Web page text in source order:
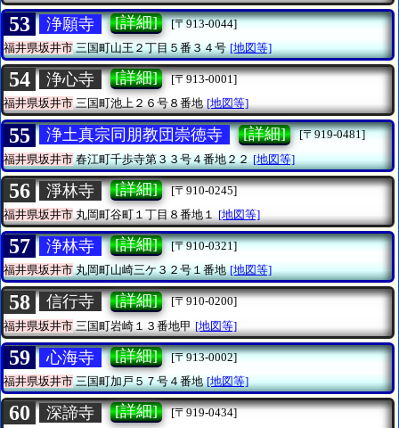
53 浄願寺 [詳細]
[〒913-0044]
福井県坂井市三国町山王２丁目５番３４号 [地図等]
54 浄心寺 [詳細]
[〒913-0001]
福井県坂井市三国町池上２６号８番地 [地図等]
55 浄土真宗同朋教団崇徳寺 [詳細]
[〒919-0481]
福井県坂井市春江町千歩寺第３３号４番地２２ [地図等]
56 淨林寺 [詳細]
[〒910-0245]
福井県坂井市丸岡町谷町１丁目８番地１ [地図等]
57 浄林寺 [詳細]
[〒910-0321]
福井県坂井市丸岡町山崎三ケ３２号１番地 [地図等]
58 信行寺 [詳細]
[〒910-0200]
福井県坂井市 三国町岩崎１３番地甲 [地図等]
59 心海寺 [詳細]
[〒913-0002]
福井県坂井市三国町加戸５７号４番地 [地図等]
60 深諦寺 [詳細]
[〒919-0434]